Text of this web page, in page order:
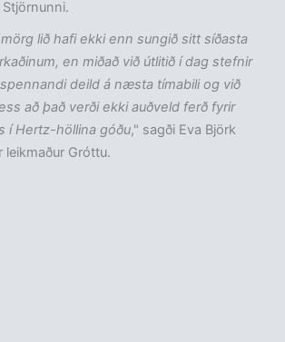
lið hafi ekki enn sungið sitt síðasta
en miðað við útlitið í dag stefnir
deild á næsta tímabili og við
að það verði ekki auðveld ferð fyrir
í Hertz-höllina góðu," sagði Eva Björk
leikmaður Gróttu.